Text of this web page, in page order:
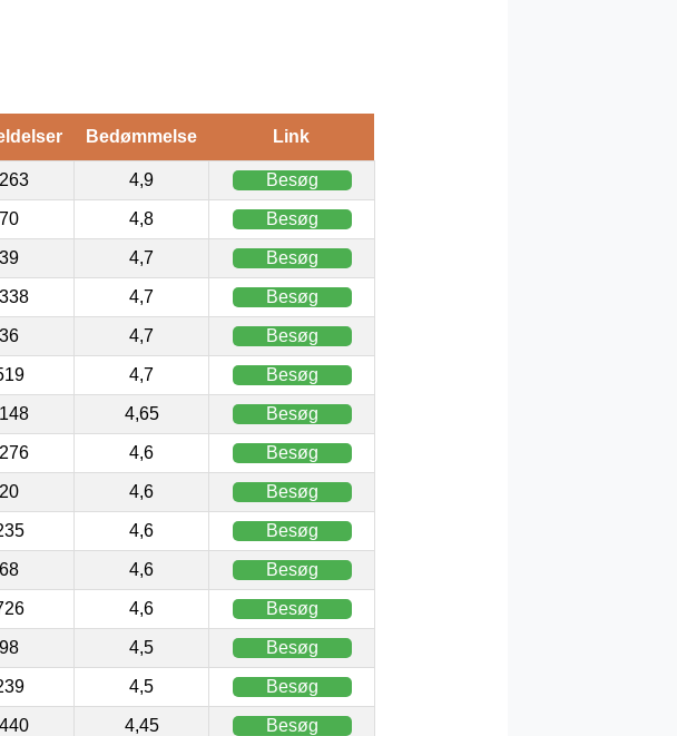
Bedømmelse Link
4,9 Besøg
70 4,8 Besøg
39 4,7 Besøg
4,7 Besøg
36 4,7 Besøg
4,7 Besøg
4,65 Besøg
4,6 Besøg
20 4,6 Besøg
4,6 Besøg
68 4,6 Besøg
4,6 Besøg
98 4,5 Besøg
4,5 Besøg
4,45 Besøg